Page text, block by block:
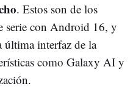
. Estos son de los
serie con Android 16, y
última interfaz de la
como Galaxy AI y